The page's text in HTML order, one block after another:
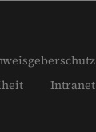
Intranet